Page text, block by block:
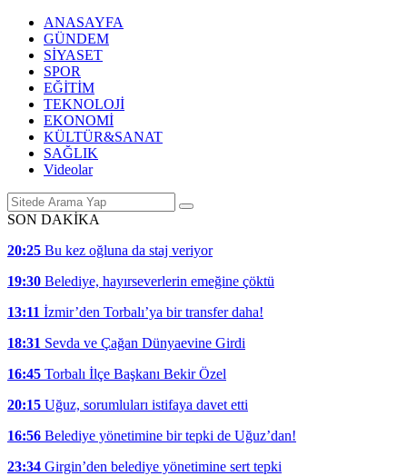
ANASAYFA
GÜNDEM
SİYASET
SPOR
EĞİTİM
TEKNOLOJİ
EKONOMİ
KÜLTÜR&SANAT
SAĞLIK
Videolar
SON DAKİKA
20:25 Bu kez oğluna da staj veriyor
19:30 Belediye, hayırseverlerin emeğine çöktü
13:11 İzmir’den Torbalı’ya bir transfer daha!
18:31 Sevda ve Çağan Dünyaevine Girdi
16:45 Torbalı İlçe Başkanı Bekir Özel
20:15 Uğuz, sorumluları istifaya davet etti
16:56 Belediye yönetimine bir tepki de Uğuz’dan!
23:34 Girgin’den belediye yönetimine sert tepki